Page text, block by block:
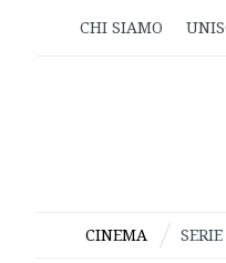
CHI SIAMO
CINEMA